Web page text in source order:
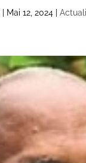
Mai 12, 2024 |